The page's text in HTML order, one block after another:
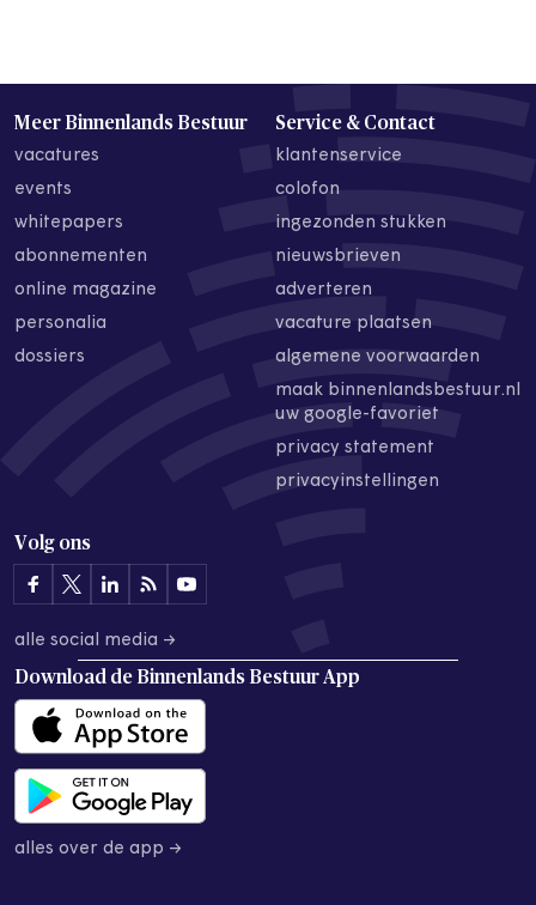
Meer Binnenlands Bestuur
vacatures
events
whitepapers
abonnementen
online magazine
personalia
dossiers
Service & Contact
klantenservice
colofon
ingezonden stukken
nieuwsbrieven
adverteren
vacature plaatsen
algemene voorwaarden
maak binnenlandsbestuur.nl
uw google-favoriet
privacy statement
privacyinstellingen
Volg ons
alle social media →
Download de Binnenlands Bestuur App
alles over de app →